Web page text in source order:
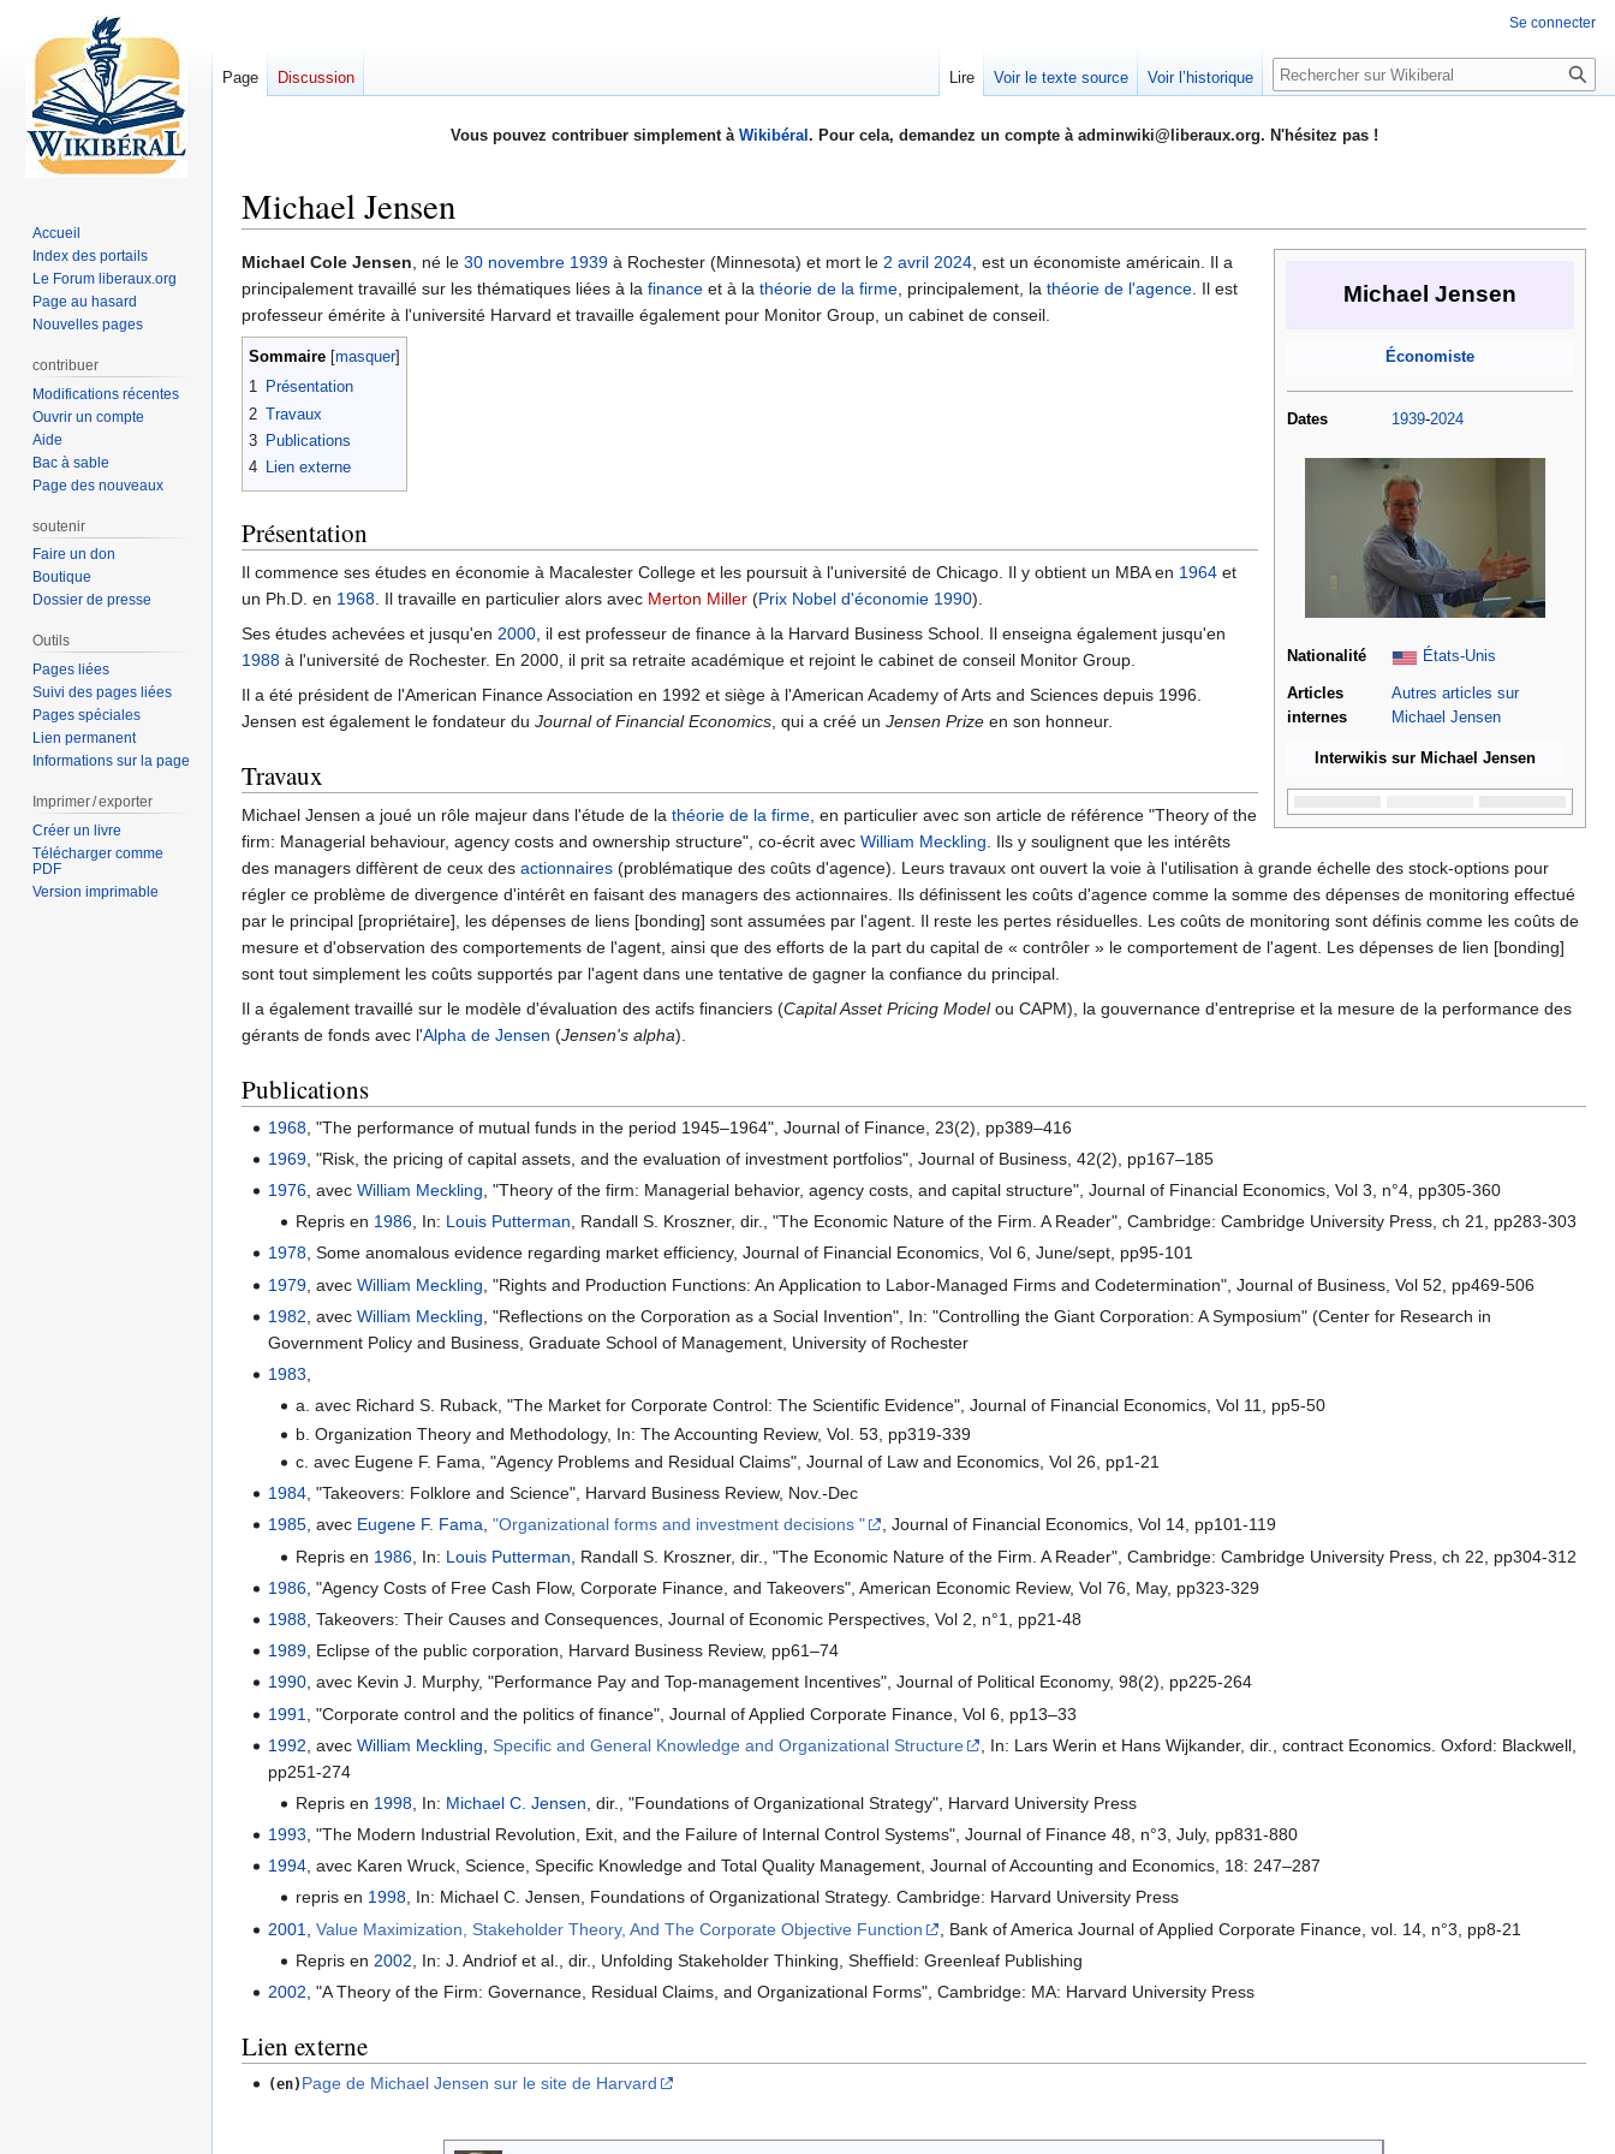
Vous pouvez contribuer simplement à Wikibéral . Pour cela, demandez un compte à adminwiki@liberaux.org. N'hésitez pas !
Michael Jensen
Aller
à
la
navigation
Aller
à
la
recherche
Michael Jensen
Économiste
Dates 1939-2024
Nationalité États-Unis
Articles
internes
Autres articles sur
Michael Jensen
Interwikis sur Michael Jensen
Michael Cole Jensen, né le 30 novembre 1939 à Rochester (Minnesota) et mort le 2 avril 2024, est un économiste américain. Il a
principalement travaillé sur les thématiques liées à la finance et à la théorie de la firme, principalement, la théorie de l'agence. Il est
professeur émérite à l'université Harvard et travaille également pour Monitor Group, un cabinet de conseil.
Sommaire
1 Présentation
2 Travaux
3 Publications
4 Lien externe
Présentation
Il commence ses études en économie à Macalester College et les poursuit à l'université de Chicago. Il y obtient un MBA en 1964 et
un Ph.D. en 1968. Il travaille en particulier alors avec Merton Miller (Prix Nobel d'économie 1990).
Ses études achevées et jusqu'en 2000, il est professeur de finance à la Harvard Business School. Il enseigna également jusqu'en
1988 à l'université de Rochester. En 2000, il prit sa retraite académique et rejoint le cabinet de conseil Monitor Group.
Il a été président de l'American Finance Association en 1992 et siège à l'American Academy of Arts and Sciences depuis 1996.
Jensen est également le fondateur du Journal of Financial Economics, qui a créé un Jensen Prize en son honneur.
Travaux
Michael Jensen a joué un rôle majeur dans l'étude de la théorie de la firme, en particulier avec son article de référence "Theory of the
firm: Managerial behaviour, agency costs and ownership structure", co-écrit avec William Meckling. Ils y soulignent que les intérêts
des managers diffèrent de ceux des actionnaires (problématique des coûts d'agence). Leurs travaux ont ouvert la voie à l'utilisation à grande échelle des stock-options pour
régler ce problème de divergence d'intérêt en faisant des managers des actionnaires. Ils définissent les coûts d'agence comme la somme des dépenses de monitoring effectué
par le principal [propriétaire], les dépenses de liens [bonding] sont assumées par l'agent. Il reste les pertes résiduelles. Les coûts de monitoring sont définis comme les coûts de
mesure et d'observation des comportements de l'agent, ainsi que des efforts de la part du capital de « contrôler » le comportement de l'agent. Les dépenses de lien [bonding]
sont tout simplement les coûts supportés par l'agent dans une tentative de gagner la confiance du principal.
Il a également travaillé sur le modèle d'évaluation des actifs financiers (Capital Asset Pricing Modelou CAPM), la gouvernance d'entreprise et la mesure de la performance des
gérants de fonds avec l'Alpha de Jensen (Jensen's alpha).
Publications
1968 , "The performance of mutual funds in the period 1945–1964", Journal of Finance, 23(2), pp389–416
1969 , "Risk, the pricing of capital assets, and the evaluation of investment portfolios", Journal of Business, 42(2), pp167–185
1976 , avecWilliam Meckling , "Theory of the firm: Managerial behavior, agency costs, and capital structure", Journal of Financial Economics, Vol 3, n°4, pp305-360
Repris en 1986, In: Louis Putterman, Randall S. Kroszner, dir., "The Economic Nature of the Firm. A Reader", Cambridge: Cambridge University Press, ch 21, pp283-303
1978, Some anomalous evidence regarding market efficiency, Journal of Financial Economics, Vol 6, June/sept, pp95-101
1979 , avecWilliam Meckling , "Rights and Production Functions: An Application to Labor-Managed Firms and Codetermination", Journal of Business, Vol 52, pp469-506
1982 , avecWilliam Meckling , "Reflections on the Corporation as a Social Invention", In: "Controlling the Giant Corporation: A Symposium" (Center for Research in
Government Policy and Business, Graduate School of Management, University of Rochester
1983
a. avec Richard S. Ruback, "The Market for Corporate Control: The Scientific Evidence", Journal of Financial Economics, Vol 11, pp5-50
b. Organization Theory and Methodology, In: The Accounting Review, Vol. 53, pp319-339
c. avec Eugene F. Fama, "Agency Problems and Residual Claims", Journal of Law and Economics, Vol 26, pp1-21
1984 , "Takeovers: Folklore and Science", Harvard Business Review, Nov.-Dec
1985, avec Eugene F. Fama,"Organizational forms and investment decisions "
, Journal of Financial Economics, Vol 14, pp101-119
Repris en 1986, In: Louis Putterman , Randall S. Kroszner, dir., "The Economic Nature of the Firm. A Reader", Cambridge: Cambridge University Press, ch 22, pp304-312
1986 , "Agency Costs of Free Cash Flow, Corporate Finance, and Takeovers", American Economic Review, Vol 76, May, pp323-329
1988 , Takeovers: Their Causes and Consequences, Journal of Economic Perspectives, Vol 2, n°1, pp21-48
1989 , Eclipse of the public corporation, Harvard Business Review, pp61–74
1990, avec Kevin J. Murphy, "Performance Pay and Top-management Incentives", Journal of Political Economy, 98(2), pp225-264
1991
, "Corporate control and the politics of finance", Journal of Applied Corporate Finance, Vol 6, pp13–33
1992 , avecWilliam Meckling ,Specific and General Knowledge and Organizational Structure
, In: Lars Werin et Hans Wijkander, dir., contract Economics. Oxford: Blackwell,
pp251-274
Repris en 1998, In: Michael C. Jensen , dir., "Foundations of Organizational Strategy", Harvard University Press
1993 , "The Modern Industrial Revolution, Exit, and the Failure of Internal Control Systems", Journal of Finance 48, n°3, July, pp831-880
1994, avec Karen Wruck, Science, Specific Knowledge and Total Quality Management, Journal of Accounting and Economics, 18: 247–287
repris en 1998, In: Michael C. Jensen, Foundations of Organizational Strategy. Cambridge: Harvard University Press
2001
,Value Maximization, Stakeholder Theory, And The Corporate Objective Function
, Bank of America Journal of Applied Corporate Finance, vol. 14, n°3, pp8-21
Repris en 2002 , In: J. Andriof et al., dir., Unfolding Stakeholder Thinking, Sheffield: Greenleaf Publishing
2002 , "A Theory of the Firm: Governance, Residual Claims, and Organizational Forms", Cambridge: MA: Harvard University Press
Lien externe
(en) Page de Michael Jensen sur le site de Harvard
Se connecter
Page Discussion Lire Voir le texte source Voir l’historique Rechercher
Accueil
Index des portails
Le Forum liberaux.org
Page au hasard
Nouvelles pages
contribuer
Modifications récentes
Ouvrir un compte
Aide
Bac à sable
Page des nouveaux
soutenir
Faire un don
Boutique
Dossier de presse
Outils
Pages liées
Suivi des pages liées
Pages spéciales
Lien permanent
Informations sur la page
Imprimer / exporter
Créer un livre
Télécharger comme
PDF
Version imprimable